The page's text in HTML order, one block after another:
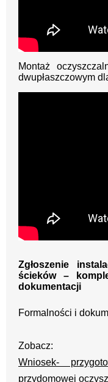
Montaż
dwupłaszczowym
Zgłoszenie
ścieków –
dokumentacji
Formalności i
Zobacz:
Wniosek-
przydomowej